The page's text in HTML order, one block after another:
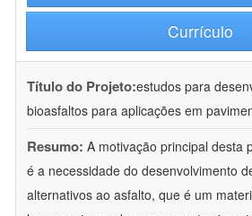
Currículo
Título do Projeto:estudos para
bioasfaltos para aplicações em
Resumo: A motivação principal desta
é a necessidade do desenvolvimento
alternativos ao asfalto, que é um